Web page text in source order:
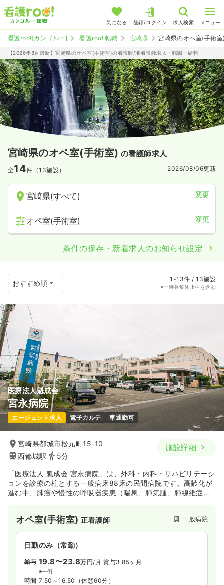
気になる 登録/ログイン 求人検索 メニュー
看護roo![カンゴルー] 看護roo! 転職 宮崎県 宮崎県のオペ室(手術
【2026年8月最新】宮崎県のオペ室(手術室)の看護師/准看護師求人・転職・給料
宮崎県のオペ室(手術室) の看護師求人
全14件（13施設） 2026/08/06更新
宮崎県(すべて) 変更
オペ室(手術室) 変更
条件の保存・新着求人のお知らせ設定
1-13件 / 13施設
※一時募集休止中を含む
医療法人魁成会
宮永病院
エージェント求人 電子カルテ 車通勤可
宮崎県都城市松元町15-10
西都城駅
5分
施設詳細
「医療法人 魁成会 宮永病院」は、外科・内科・リハビリテーシ
ョンを診療の柱とする一般病床88床の民間病院です。高齢化が
進む中、肺癌や慢性の呼吸器疾患（喘息、肺気腫、肺線維症な
ています。
リウマチなどの膠原病は長期間にわたる継続治療が必要となり
ますが、個々に応じた生活指導に気を配りながら着実な治療を
行なうよう心がけています。
老健や訪問看護ステーションなどの5つの施設を併設しており、
介護保険施行下での在宅、通所、施設ケアを、当院がバックア
ップしながらグループとして円滑に実施出来ることも、特色の
オペ室(手術室)正看護師 一般病院
日勤のみ（常勤）
給与 19.8〜23.8万円/月 賞与3.85ヶ月
※一例
時間 7:50～16:50 （休憩60分）